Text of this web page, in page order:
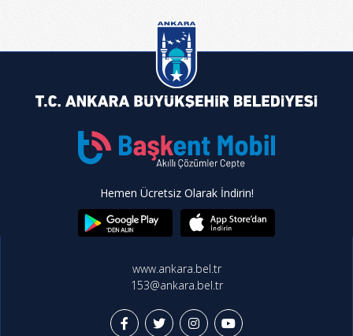
Hemen Ücretsiz Olarak İndirin!
www.ankara.bel.tr
153@ankara.bel.tr